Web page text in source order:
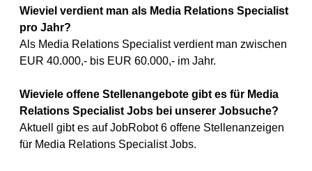
Wieviel verdient man als Media Relations Specialist
pro Jahr?
Als Media Relations Specialist verdient man zwischen
EUR 40.000,- bis EUR 60.000,- im Jahr.
Wieviele offene Stellenangebote gibt es für Media
Relations Specialist Jobs bei unserer Jobsuche?
Aktuell gibt es auf JobRobot 6 offene Stellenanzeigen
für Media Relations Specialist Jobs.